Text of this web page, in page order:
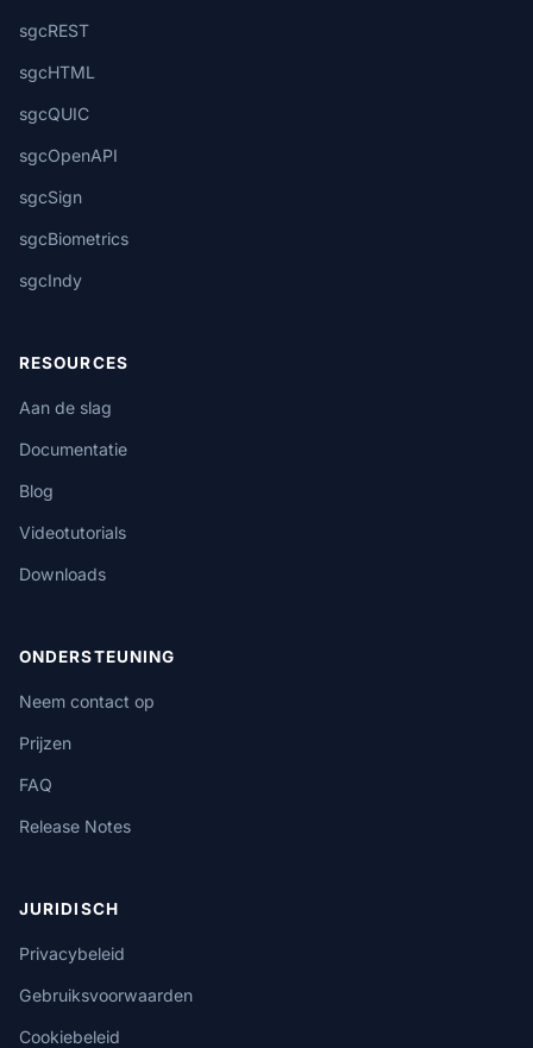
sgcREST
sgcHTML
sgcQUIC
sgcOpenAPI
sgcSign
sgcBiometrics
sgcIndy
RESOURCES
Aan de slag
Documentatie
Blog
Videotutorials
Downloads
ONDERSTEUNING
Neem contact op
Prijzen
FAQ
Release Notes
JURIDISCH
Privacybeleid
Gebruiksvoorwaarden
Cookiebeleid